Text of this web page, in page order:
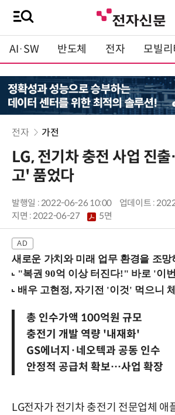
AI·SW 반도체 전자 모빌리
전자 가전
LG, 전기차 충전 사업 진
고' 품었다
발행일 : 2022-06-26 10:00
업데이트 :
지면 :2022-06-27 5면
새로운 가치와 미래 업무 환경을 조망하는 AI Smart Work
총 인수가액 100억원 규모
충전기 개발 역량 '내재화'
GS에너지·네오텍과 공동 인수
안정적 공급처 확보…사업 확장
LG전자가 전기차 충전기 전문업체 애